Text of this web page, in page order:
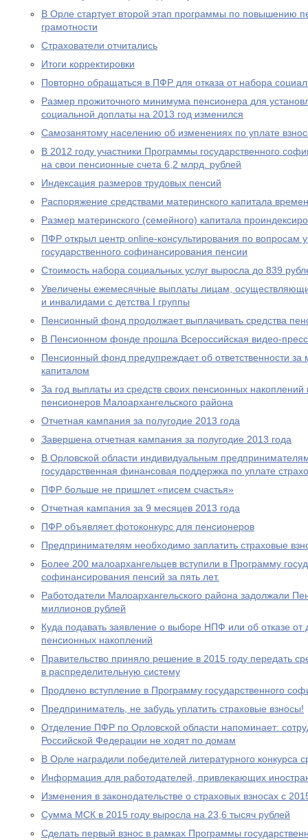
В Орле стартует второй этап программы по повышению
грамотности
Страхователи отчитались
Итоги корректировки
Повторно обращаться в ПФР для отказа от набора
Размер прожиточного минимума пенсионера для
социальной доплаты на 2013 год изменился
Самозанятому населению об изменениях по уплате
В 2012 году участники Программы государственного
на свои пенсионные счета 6,2 млрд. рублей
Индексация размеров трудовых пенсий
Распоряжение средствами материнского капитала
Размер материнского (семейного) капитала
ПФР открыл центр online-консультирования по вопросам
государственного софинансирования пенсии
Стоимость набора социальных услуг выросла до 839
Увеличены ежемесячные выплаты лицам,
и инвалидами с детства I группы
Пенсионный фонд продолжает выплачивать средства
В Пенсионном фонде прошла Всероссийская видео-
Пенсионный фонд предупреждает об ответственности
капиталом
За год выплаты из средств своих пенсионных накоплений
пенсионеров Малоархангельского района
Отчетная кампания за полугодие 2013 года
Завершена отчетная кампания за полугодие 2013 года
В Орловской области индивидуальным
государственная финансовая поддержка по уплате
ПФР больше не пришлет «писем счастья»
Отчетная кампания за 9 месяцев 2013 года
ПФР объявляет фотоконкурс для пенсионеров
Предпринимателям необходимо заплатить страховые
Более 200 малоархангельцев вступили в Программу
софинансирования пенсий за пять лет.
Работодатели Малоархангельского района задолжали
миллионов рублей
Куда подавать заявление о выборе НПФ или об отказе
пенсионных накоплений
Правительство приняло решение в 2015 году передать
в распределительную систему
Продлено вступление в Программу государственного
Предприниматель, не забудь уплатить страховые взносы!
Отделение ПФР по Орловской области напоминает:
Российской Федерации не ходят по домам
В Орле наградили победителей литературного конкурса
Информация для работодателей, привлекающих
Изменения в законодательстве о страховых взносах с
Сумма МСК в 2015 году выросла на 23,6 тысяч рублей
Сделать первый взнос в рамках Программы